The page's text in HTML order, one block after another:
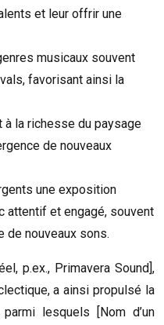
et leur offrir une
musicaux souvent
favorisant ainsi la
la richesse du paysage
de nouveaux
une exposition
attentif et engagé, souvent
de nouveaux sons.
p.ex., Primavera Sound],
a ainsi propulsé la
lesquels [Nom d’un